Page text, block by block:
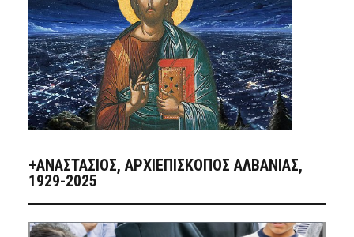
+ΑΝΑΣΤΆΣΙΟΣ, ΑΡΧΙΕΠΊΣΚΟΠΟΣ ΑΛΒΑΝΊΑΣ,
1929-2025